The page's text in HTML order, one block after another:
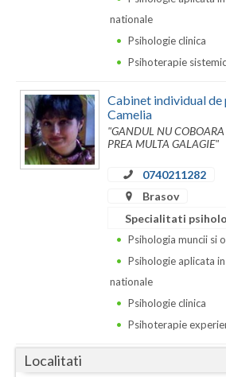
Gorj
Harghita
Hunedoara
Mures
nationale
Psihologie clinica
Psihoterapie
Cabinet individual
Camelia
"GANDUL NU
PREA MULTA GALAGIE"
0740211282
Brasov
Specialitati
Psihologia muncii si
Psihologie aplicata
nationale
Psihologie clinica
Psihoterapie
Localitati